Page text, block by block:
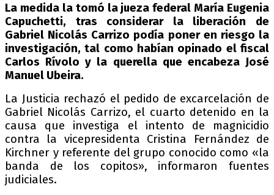
La medida la tomó la jueza federal María Eugenia
Capuchetti, tras considerar la liberación de
Gabriel Nicolás Carrizo podía poner en riesgo la
investigación, tal como habían opinado el fiscal
Carlos Rívolo y la querella que encabeza José
Manuel Ubeira.
La Justicia rechazó el pedido de excarcelación de
Gabriel Nicolás Carrizo, el cuarto detenido en la
causa que investiga el intento de magnicidio
contra la vicepresidenta Cristina Fernández de
Kirchner y referente del grupo conocido como «la
banda de los copitos», informaron fuentes
judiciales.